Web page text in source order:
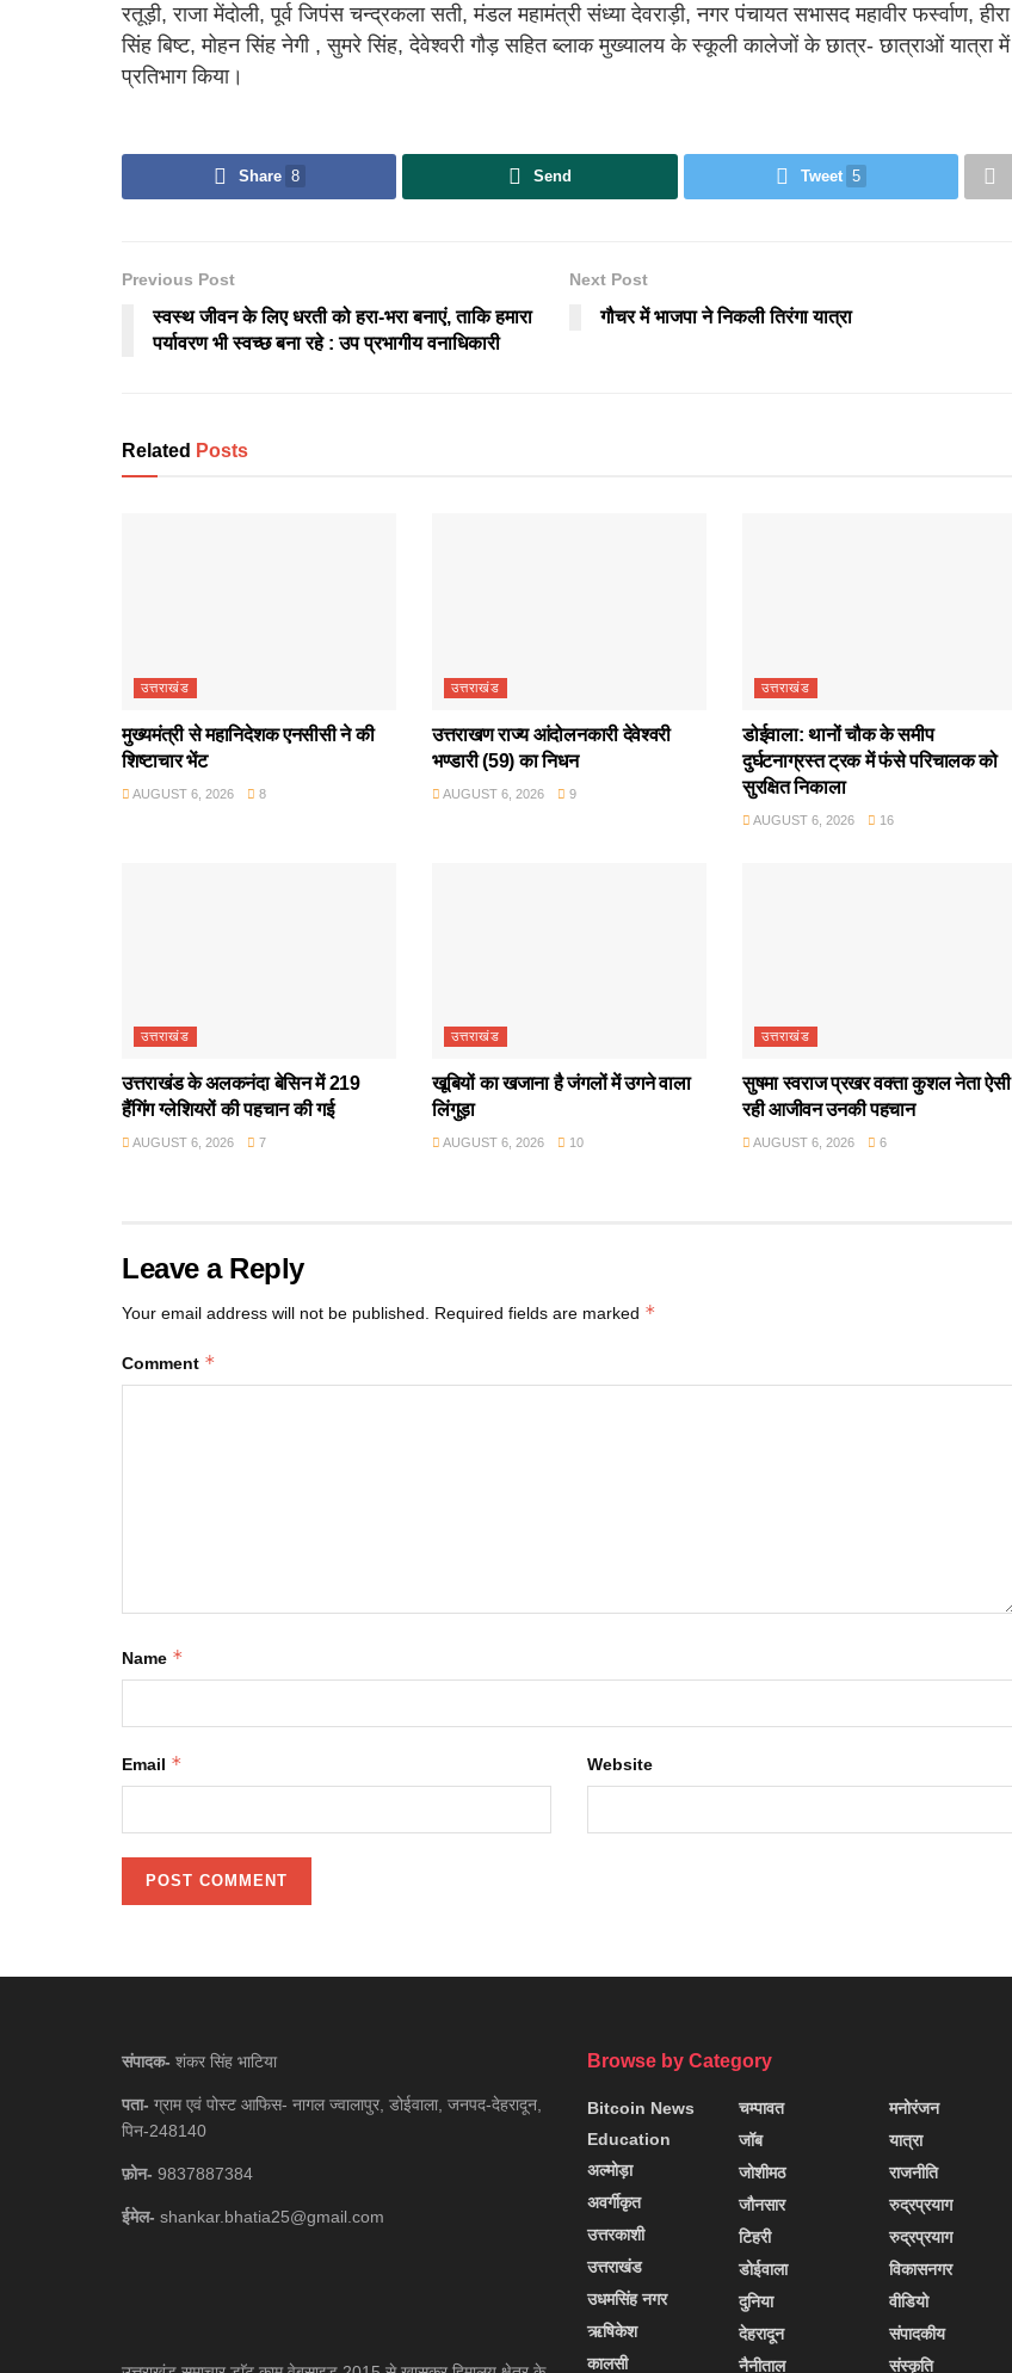
रतूड़ी, राजा मेंदोली, पूर्व जिपंस चन्द्रकला सती, मंडल महामंत्री संध्या देवराड़ी, नगर पंचायत सभासद महावीर फर्स्वाण, हीरा
सिंह बिष्ट, मोहन सिंह नेगी , सुमरे सिंह, देवेश्वरी गौड़ सहित ब्लाक मुख्यालय के स्कूली कालेजों के छात्र- छात्राओं यात्रा में
प्रतिभाग किया।
Share 8 Send Tweet 5
Previous Post
स्वस्थ जीवन के लिए धरती को हरा-भरा बनाएं, ताकि हमारा
पर्यावरण भी स्वच्छ बना रहे : उप प्रभागीय वनाधिकारी
Next Post
गौचर में भाजपा ने निकली तिरंगा यात्रा
Related Posts
उत्तराखंड
मुख्यमंत्री से महानिदेशक एनसीसी ने की
शिष्टाचार भेंट
AUGUST 6, 2026 8
उत्तराखंड
उत्तराखण राज्य आंदोलनकारी देवेश्वरी
भण्डारी (59) का निधन
AUGUST 6, 2026 9
उत्तराखंड
डोईवाला: थानों चौक के समीप
दुर्घटनाग्रस्त ट्रक में फंसे परिचालक को
सुरक्षित निकाला
AUGUST 6, 2026 16
उत्तराखंड
उत्तराखंड के अलकनंदा बेसिन में 219
हैंगिंग ग्लेशियरों की पहचान की गई
AUGUST 6, 2026 7
उत्तराखंड
खूबियों का खजाना है जंगलों में उगने वाला
लिंगुड़ा
AUGUST 6, 2026 10
उत्तराखंड
सुषमा स्वराज प्रखर वक्ता कुशल नेता ऐसी
रही आजीवन उनकी पहचान
AUGUST 6, 2026 6
Leave a Reply
Your email address will not be published. Required fields are marked *
Comment *
Name *
Email * Website
संपादक- शंकर सिंह भाटिया
पता- ग्राम एवं पोस्ट आफिस- नागल ज्वालापुर, डोईवाला, जनपद-देहरादून,
पिन-248140
फ़ोन- 9837887384
ईमेल- shankar.bhatia25@gmail.com
Browse by Category
Bitcoin News
Education
अल्मोड़ा
अवर्गीकृत
उत्तरकाशी
उत्तराखंड
उधमसिंह नगर
ऋषिकेश
कालसी
चम्पावत
जॉब
जोशीमठ
जौनसार
टिहरी
डोईवाला
दुनिया
देहरादून
नैनीताल
मनोरंजन
यात्रा
राजनीति
रुद्रप्रयाग
रुद्रप्रयाग
विकासनगर
वीडियो
संपादकीय
संस्कृति